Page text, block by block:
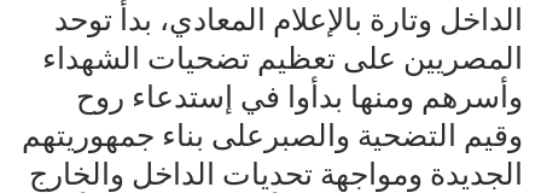
الداخل وتارة بالإعلام المعادي، بدأ توحد
المصريين على تعظيم تضحيات الشهداء
وأسرهم ومنها بدأوا في إستدعاء روح
وقيم التضحية والصبرعلى بناء جمهوريتهم
الجديدة ومواجهة تحديات الداخل والخارج